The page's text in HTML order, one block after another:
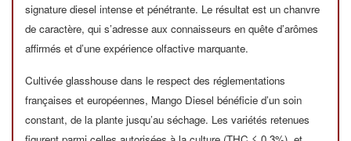
signature diesel intense et pénétrante. Le résultat est un chanvre
de caractère, qui s’adresse aux connaisseurs en quête d’arômes
affirmés et d’une expérience olfactive marquante.
Cultivée glasshouse dans le respect des réglementations
françaises et européennes, Mango Diesel bénéficie d’un soin
constant, de la plante jusqu’au séchage. Les variétés retenues